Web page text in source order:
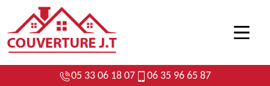
05 33 06 18 07
06 35 96 65 87